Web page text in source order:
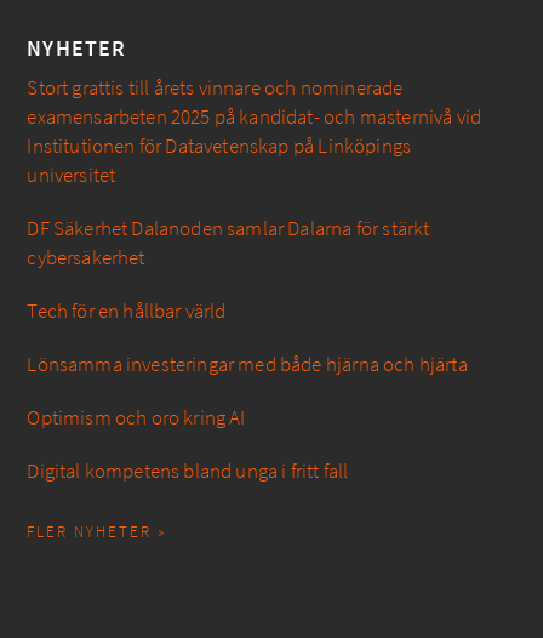
NYHETER
Stort grattis till årets vinnare och nominerade
examensarbeten 2025 på kandidat- och masternivå vid
Institutionen för Datavetenskap på Linköpings
universitet
DF Säkerhet Dalanoden samlar Dalarna för stärkt
cybersäkerhet
Tech för en hållbar värld
Lönsamma investeringar med både hjärna och hjärta
Optimism och oro kring AI
Digital kompetens bland unga i fritt fall
FLER NYHETER »